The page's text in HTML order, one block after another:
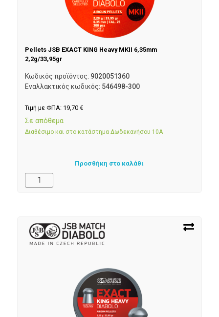
Pellets JSB EXACT KING Heavy MKII 6,35mm
2,2g/33,95gr
Κωδικός προϊόντος: 9020051360
Εναλλακτικός κωδικός: 546498-300
Τιμή με ΦΠΑ: 19,70 €
Σε απόθεμα
Διαθέσιμο και στο κατάστημα Δωδεκανήσου 10Α
Προσθήκη στο καλάθι